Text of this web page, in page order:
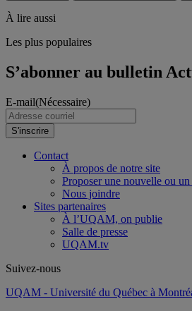
À lire aussi
Les plus populaires
S’abonner au bulletin
E-mail(Nécessaire)
S'inscrire
Contact
À propos de notre site
Proposer une nouvelle ou un
Nous joindre
Sites partenaires
À l’UQAM, on publie
Salle de presse
UQAM.tv
Suivez-nous
UQAM - Université du Québec à